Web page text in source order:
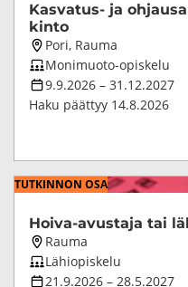
Kasvatus-​ ja
kin­to
Koulutuksen
paikkakunta
Pori, Rauma
Koulutuksen
opetustapa
Monimuoto-opiskelu
Koulutuksen
kesto
9.9.2026 – 31.12.2027
Haku päättyy 14.8.2026
TUT­KIN­NON OSA
Hoiva-​avustaja tai
Koulutuksen
paikkakunta
Rauma
Koulutuksen
opetustapa
Lähiopiskelu
Koulutuksen
21.9.2026 – 28.5.2027